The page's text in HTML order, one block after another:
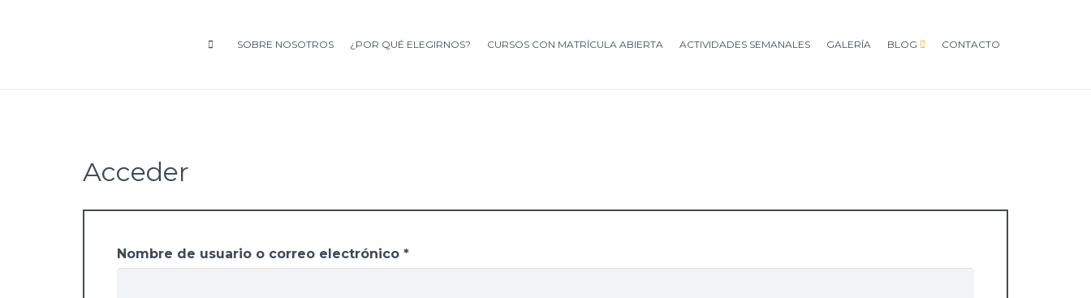
SOBRE NOSOTROS ¿POR QUÉ ELEGIRNOS? CURSOS CON MATRÍCULA ABIERTA ACTIVIDADES SEMANALES GALERÍA BLOG CONTACTO
Acceder
Nombre de usuario o correo electrónico *Obligatorio